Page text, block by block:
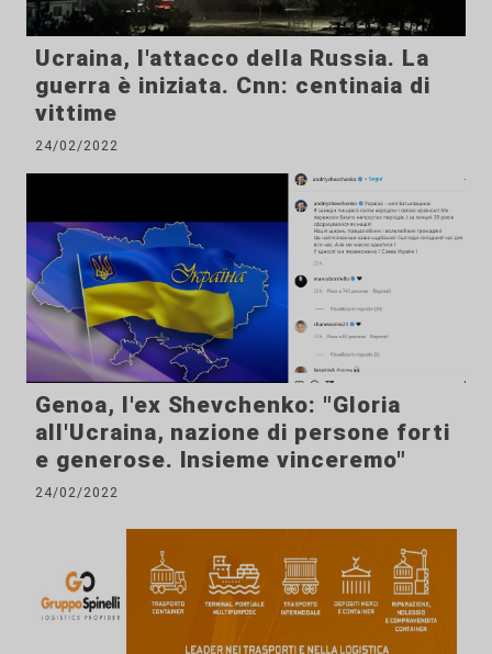
Ucraina, l'attacco della Russia. La
guerra è iniziata. Cnn: centinaia di
vittime
24/02/2022
Genoa, l'ex Shevchenko: "Gloria
all'Ucraina, nazione di persone forti
e generose. Insieme vinceremo"
24/02/2022